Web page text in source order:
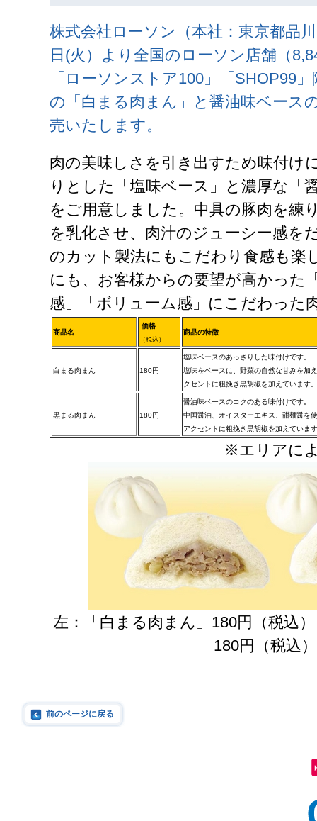
株式会社ローソン（本社：東京都品
日(火）より全国のローソン店舗（
「ローソンストア100」「SHOP99
の「白まる肉まん」と醤油味ベース
売いたします。
肉の美味しさを引き出すため味付け
りとした「塩味ベース」と濃厚な「
をご用意しました。中具の豚肉を練
を乳化させ、肉汁のジューシー感を
のカット製法にもこだわり食感も楽
にも、お客様からの要望が高かった
感」「ボリューム感」にこだわった
商品名
価格
（税込）
商品の特徴
白まる肉まん 180円
塩味ベースのあっさりした味付けです。
塩味をベースに、野菜の自然な甘みを加
クセントに粗挽き黒胡椒を加えています。
黒まる肉まん 180円
醤油味ベースのコクのある味付けです。
中国醤油、オイスターエキス、甜麺醤を
アクセントに粗挽き黒胡椒を加えていま
※エリアに
左：「白まる肉まん」180円（税込
180円（税込）
前のページに戻る